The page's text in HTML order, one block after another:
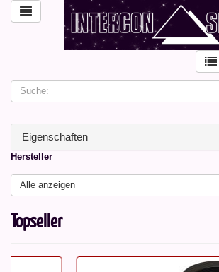
Eigenschaften
Hersteller
Alle anzeigen
Topseller